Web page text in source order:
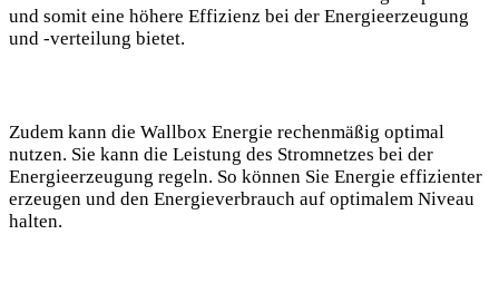
und somit eine höhere Effizienz bei der Energieerzeugung
und -verteilung bietet.
Zudem kann die Wallbox Energie rechenmäßig optimal
nutzen. Sie kann die Leistung des Stromnetzes bei der
Energieerzeugung regeln. So können Sie Energie effizienter
erzeugen und den Energieverbrauch auf optimalem Niveau
halten.